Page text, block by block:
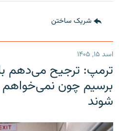
شریک ساختن
اسد ۱۵, ۱۴۰۵
ترمپ: ترجیح می‌دهم با
برسیم چون
شوند